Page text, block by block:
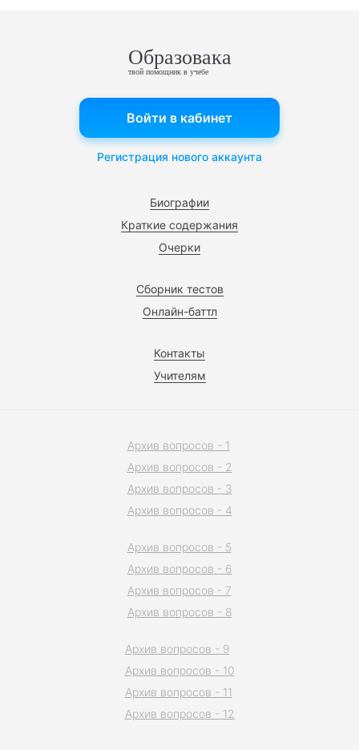
Образовака
твой помощник в учебе
Биографии
Краткие содержания
Очерки
Сборник тестов
Онлайн-баттл
Контакты
Учителям
Войти в кабинет
Регистрация нового аккаунта
Архив вопросов - 1
Архив вопросов - 2
Архив вопросов - 3
Архив вопросов - 4
Архив вопросов - 5
Архив вопросов - 6
Архив вопросов - 7
Архив вопросов - 8
Архив вопросов - 9
Архив вопросов - 10
Архив вопросов - 11
Архив вопросов - 12